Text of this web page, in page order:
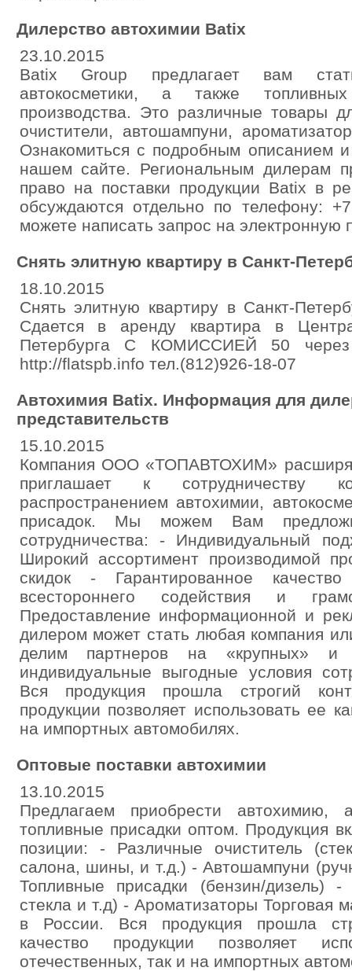
Дилерство автохимии Batix
23.10.2015
Batix Group предлагает вам
автокосметики, а также
производства. Это различные товары
очистители, автошампуни,
Ознакомиться с подробным описанием
нашем сайте. Региональным дилерам
право на поставки продукции Batix в
обсуждаются отдельно по телефону:
можете написать запрос на электронную
Снять элитную квартиру в Санкт-
18.10.2015
Снять элитную квартиру в Санкт-
Сдается в аренду квартира в
Петербурга С КОМИССИЕЙ 50
http://flatspb.info тел.(812)926-18-07
Автохимия Batix. Информация для
представительств
15.10.2015
Компания ООО «ТОПАВТОХИМ»
приглашает к сотрудничеству
распространением автохимии,
присадок. Мы можем Вам
сотрудничества: - Индивидуальный
Широкий ассортимент производимой
скидок - Гарантированное
всестороннего содействия и
Предоставление информационной и
дилером может стать любая компания
делим партнеров на «крупных» и
индивидуальные выгодные условия
Вся продукция прошла строгий
продукции позволяет использовать ее
на импортных автомобилях.
Оптовые поставки автохимии
13.10.2015
Предлагаем приобрести автохимию,
топливные присадки оптом. Продукция
позиции: - Различные очиститель
салона, шины, и т.д.) - Автошампуни
Топливные присадки (бензин/дизель)
стекла и т.д) - Ароматизаторы Торговая
в России. Вся продукция прошла
качество продукции позволяет
отечественных, так и на импортных